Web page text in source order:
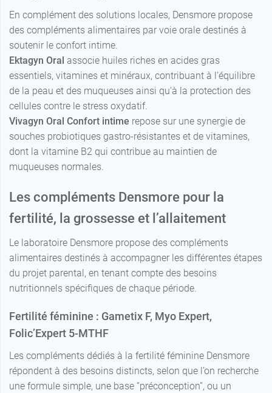
En complément des solutions locales, Densmore propose
des compléments alimentaires par voie orale destinés à
soutenir le confort intime.
Ektagyn Oral associe huiles riches en acides gras
essentiels, vitamines et minéraux, contribuant à l’équilibre
de la peau et des muqueuses ainsi qu’à la protection des
cellules contre le stress oxydatif.
Vivagyn Oral Confort intime repose sur une synergie de
souches probiotiques gastro-résistantes et de vitamines,
dont la vitamine B2 qui contribue au maintien de
muqueuses normales.
Les compléments Densmore pour la
fertilité, la grossesse et l’allaitement
Le laboratoire Densmore propose des compléments
alimentaires destinés à accompagner les différentes étapes
du projet parental, en tenant compte des besoins
nutritionnels spécifiques de chaque période.
Fertilité féminine : Gametix F, Myo Expert,
Folic’Expert 5-MTHF
Les compléments dédiés à la fertilité féminine Densmore
répondent à des besoins distincts, selon que l’on recherche
une formule simple, une base “préconception”, ou un